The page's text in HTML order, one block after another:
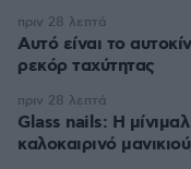
Αυτό είναι το
ρεκόρ ταχύτητας
πριν 28 λεπτά
Glass nails: Η
καλοκαιρινό
πριν 28 λεπτά